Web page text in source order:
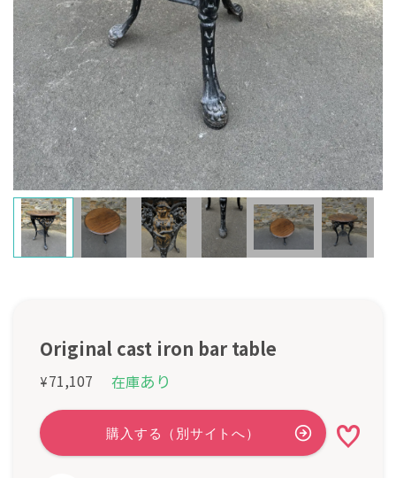
Original cast iron bar table
¥71,107 在庫あり